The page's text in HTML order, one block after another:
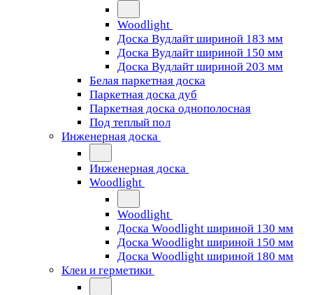
Woodlight
Доска Вудлайт шириной 183 мм
Доска Вудлайт шириной 150 мм
Доска Вудлайт шириной 203 мм
Белая паркетная доска
Паркетная доска дуб
Паркетная доска однополосная
Под теплый пол
Инженерная доска
Инженерная доска
Woodlight
Woodlight
Доска Woodlight шириной 130 мм
Доска Woodlight шириной 150 мм
Доска Woodlight шириной 180 мм
Клеи и герметики